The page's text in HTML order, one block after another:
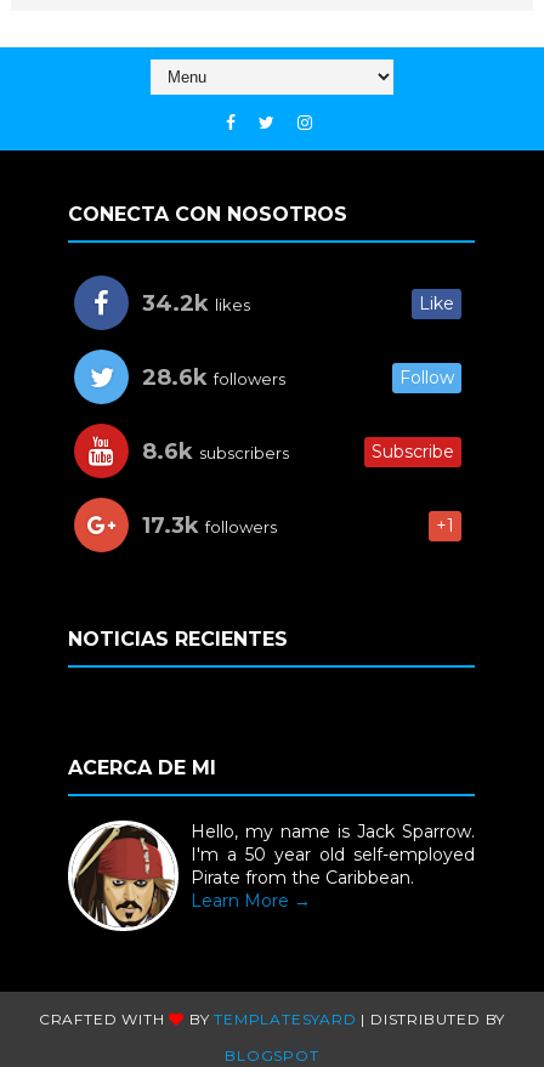
CONECTA CON NOSOTROS
34.2k likes Like
28.6k followers Follow
8.6k subscribers Subscribe
17.3k followers +1
NOTICIAS RECIENTES
ACERCA DE MI
Hello, my name is Jack Sparrow.
I'm a 50 year old self-employed
Pirate from the Caribbean.
Learn More →
CRAFTED WITH BYTEMPLATESYARD | DISTRIBUTED BY
BLOGSPOT